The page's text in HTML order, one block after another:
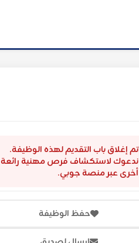
تم إغلاق باب التقديم لهذه الوظيفة.
ندعوك لاستكشاف فرص مهنية رائعة
أخرى عبر منصة جوبي.
حفظ الوظيفة